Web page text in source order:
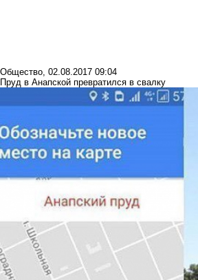
Общество, 02.08.2017 09:04
Пруд в Анапской превратился в свалку